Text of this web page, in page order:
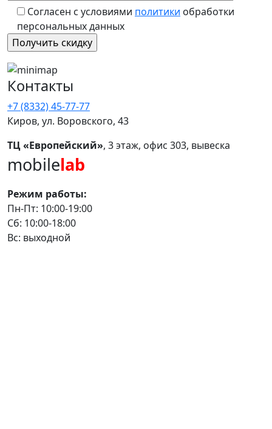
Согласен с условиями политики обработки
персональных данных
Контакты
+7 (8332) 45-77-77
Киров, ул. Воровского, 43
ТЦ «Европейский», 3 этаж, офис 303, вывеска
mobilelab
Режим работы:
Пн-Пт: 10:00-19:00
Сб: 10:00-18:00
Вс: выходной